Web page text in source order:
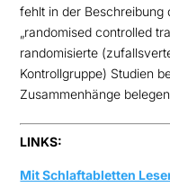
fehlt in der Beschreibung
„randomised controlled
randomisierte
Kontrollgruppe) Studien
Zusammenhänge
LINKS:
Mit Schlaftabletten